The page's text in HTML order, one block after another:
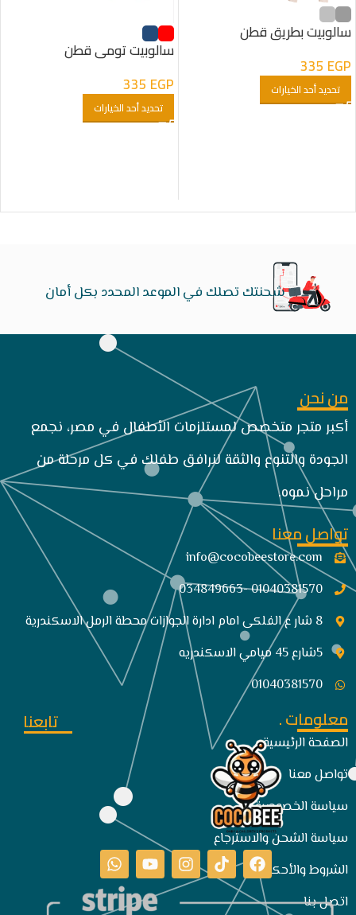
سالوبيت بطريق قطن
335 EGP
تحديد أحد الخيارات
سالوبيت تومى قطن
335 EGP
تحديد أحد الخيارات
شحنتك تصلك في الموعد المحدد بكل أمان
من نحن
أكبر متجر متخصص لمستلزمات الأطفال في مصر، نجمع
الجودة والتنوع والثقة لنرافق طفلك في كل مرحلة من
مراحل نموه.
تواصل معنا
info@cocobeestore.com​
01040381570 -034849663
8 شار ع الفلكى امام ادارة الجوازات محطة الرمل الاسكندرية
5شارع 45 ميامي الاسكندريه
01040381570
معلومات .
الصفحة الرئيسية
تواصل معنا
سياسة الخصوصية
سياسة الشحن والاسترجاع
الشروط والأحكام
اتصل بنا
تابعنا